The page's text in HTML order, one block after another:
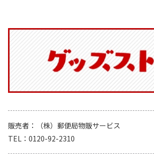
販売者
（株）郵便局物販サービス
TEL
0120-92-2310